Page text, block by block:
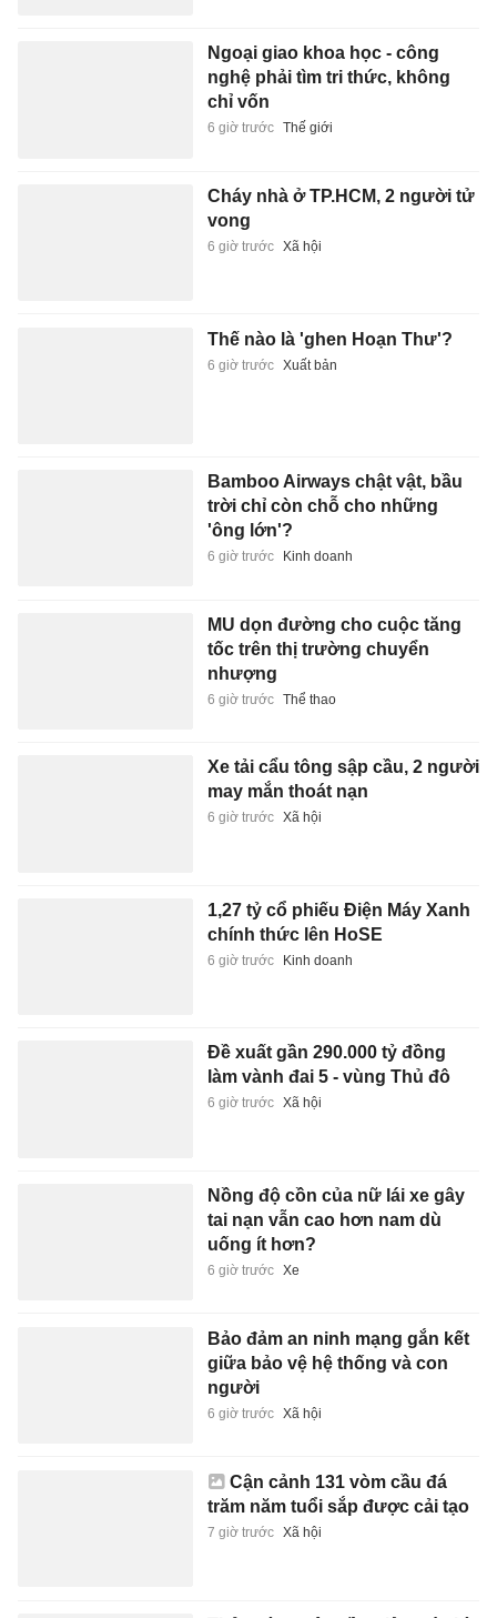
Ngoại giao khoa học - công
nghệ phải tìm tri thức, không
chỉ vốn
6 giờ trước Thế giới
Cháy nhà ở TP.HCM, 2 người tử
vong
6 giờ trước Xã hội
Thế nào là 'ghen Hoạn Thư'?
6 giờ trước Xuất bản
Bamboo Airways chật vật, bầu
trời chỉ còn chỗ cho những
'ông lớn'?
6 giờ trước Kinh doanh
MU dọn đường cho cuộc tăng
tốc trên thị trường chuyển
nhượng
6 giờ trước Thể thao
Xe tải cẩu tông sập cầu, 2 người
may mắn thoát nạn
6 giờ trước Xã hội
1,27 tỷ cổ phiếu Điện Máy Xanh
chính thức lên HoSE
6 giờ trước Kinh doanh
Đề xuất gần 290.000 tỷ đồng
làm vành đai 5 - vùng Thủ đô
6 giờ trước Xã hội
Nồng độ cồn của nữ lái xe gây
tai nạn vẫn cao hơn nam dù
uống ít hơn?
6 giờ trước Xe
Bảo đảm an ninh mạng gắn kết
giữa bảo vệ hệ thống và con
người
6 giờ trước Xã hội
Cận cảnh 131 vòm cầu đá
trăm năm tuổi sắp được cải tạo
7 giờ trước Xã hội